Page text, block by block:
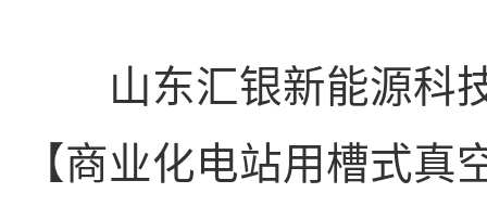
山东汇银新能源科技
【商业化电站用槽式